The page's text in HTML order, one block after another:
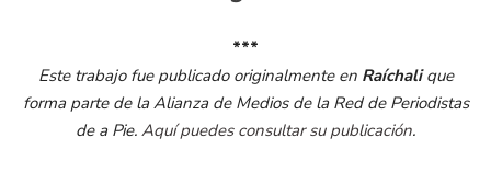
***
Este trabajo fue publicado originalmente en Raíchalique
forma parte de la Alianza de Medios de la Red de Periodistas
de a Pie. Aquí puedes consultar su publicación.